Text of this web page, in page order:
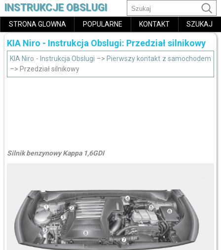
INSTRUKCJE OBSLUGI
STRONA GLOWNA POPULARNE KONTAKT SZUKAJ
KIA Niro - Instrukcja Obslugi: Przedział silnikowy
KIA Niro - Instrukcja Obslugi –> Pierwszy kontakt z samochodem
–> Przedział silnikowy
Silnik benzynowy Kappa 1,6GDI